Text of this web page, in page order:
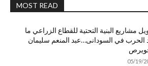
MOST READ
مشاريع البنية التحتية للقطاع الزراعي ما
الحرب في السودانى…عبد المنعم سليمان
05/19/